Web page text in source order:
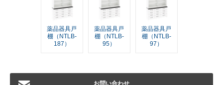
薬品器具戸
棚（NTLB-
187）
薬品器具戸
棚（NTLB-
95）
薬品器具戸
棚（NTLB-
97）
お問い合わせ